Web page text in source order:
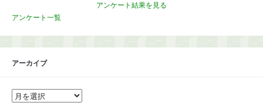
アンケート結果を見る
アンケート一覧
アーカイブ
ア
ー